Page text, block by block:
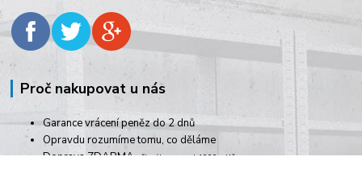
Proč nakupovat u nás
Garance vrácení peněz do 2 dnů
Opravdu rozumíme tomu, co děláme
Doprava ZDARMApři nákupu nad 1000,- Kč